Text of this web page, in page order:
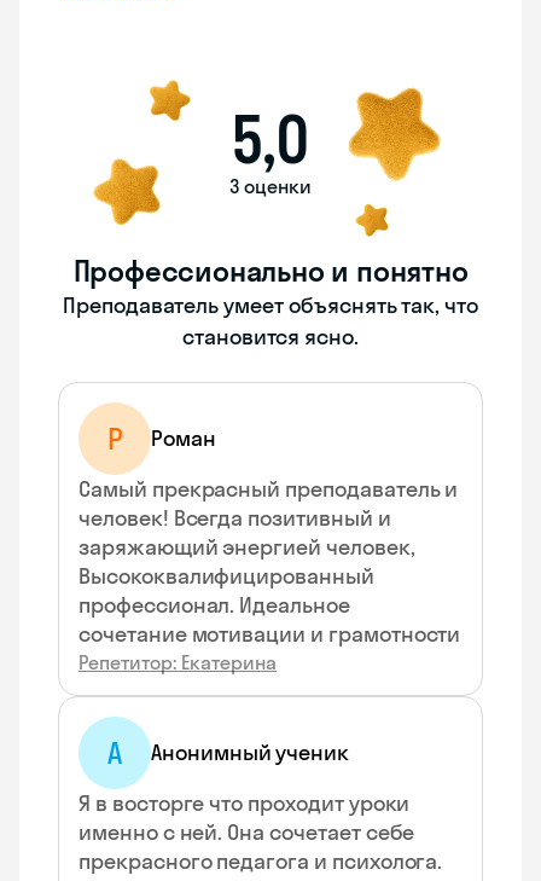
5,0
3 оценки
Профессионально и понятно
Преподаватель умеет объяснять так, что
становится ясно.
Р
Роман
Самый прекрасный преподаватель и
человек! Всегда позитивный и
заряжающий энергией человек,
Высококвалифицированный
профессионал. Идеальное
сочетание мотивации и грамотности
Репетитор: Екатерина
А
Анонимный ученик
Я в восторге что проходит уроки
именно с ней. Она сочетает себе
прекрасного педагога и психолога.